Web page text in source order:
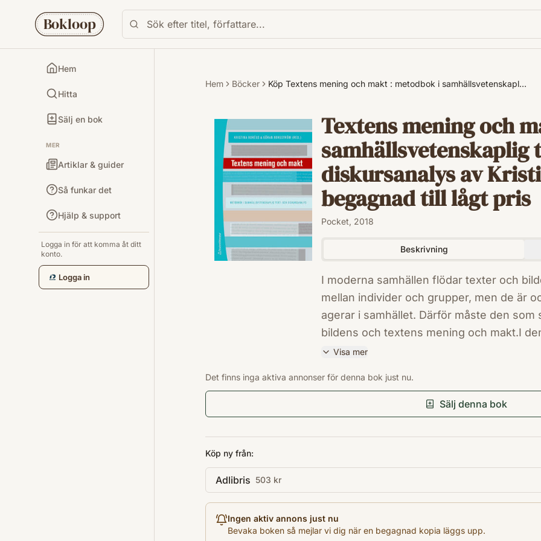
Bokloop
Hem
Hitta
Sälj en bok
MER
Artiklar & guider
Så funkar det
Hjälp & support
Logga in för att komma åt ditt
konto.
Logga in
Hem Böcker Köp Textens mening och makt : metodbok i samhällsvetenskapl…
Textens mening och
samhällsvetenskaplig
diskursanalys av
begagnad till lågt pris
Pocket, 2018
Beskrivning
I moderna samhällen flödar texter och
mellan individer och grupper, men de är
agerar i samhället. Därför måste den
bildens och textens mening och makt.I
aktualiserade upplaga av Textens
argumentationsanalys• idé- och
narrativanalys• diskursteori,
diskursanalys (CDA)• visuell
bakgrund, men boken är framför allt
digital del, med texter till
insidan av bokens omslag. I denna
i flera av kapitlen. Boken vänder sig till
Visa mer
9789144117928
Studentlitteratur AB
Utgivningsår
Antal sidor
Språk
Svenska
Kategori
Det finns inga aktiva annonser för denna bok just nu.
Sälj denna bok
Köp ny från:
Adlibris 503 kr
Ingen aktiv annons just nu
Bevaka boken så mejlar vi dig när en begagnad kopia läggs upp.